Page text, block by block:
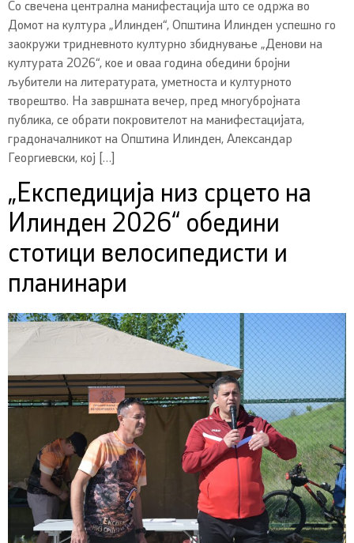
Со свечена централна манифестација што се одржа во
Домот на култура „Илинден“, Општина Илинден успешно го
заокружи тридневното културно збиднување „Денови на
културата 2026“, кое и оваа година обедини бројни
љубители на литературата, уметноста и културното
творештво. На завршната вечер, пред многубројната
публика, се обрати покровителот на манифестацијата,
градоначалникот на Општина Илинден, Александар
Георгиевски, кој […]
„Експедиција низ срцето на
Илинден 2026“ обедини
стотици велосипедисти и
планинари